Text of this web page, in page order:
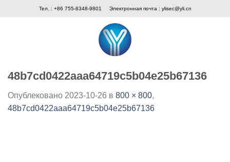
Тел. : +86 755-8348-9801 Электронная почта : ylisec@yli.cn
48b7cd0422aaa64719c5b04e25b67136
Опублековано 2023-10-26 в 800 × 800,
48b7cd0422aaa64719c5b04e25b67136